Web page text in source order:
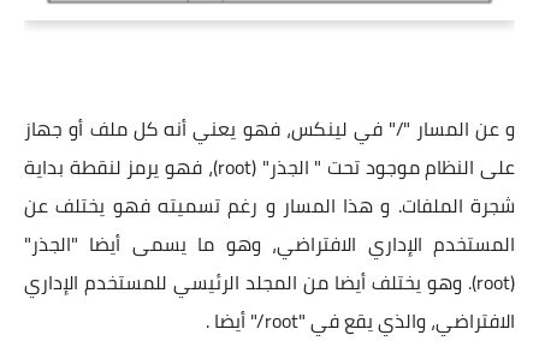
و عن المسار "/" في لينكس، فهو يعني أنه كل ملف أو جهاز
على النظام موجود تحت " الجذر" (root)، فهو يرمز لنقطة بداية
شجرة الملفات. و هذا المسار و رغم تسميته فهو يختلف عن
المستخدم الإداري الافتراضي، وهو ما يسمى أيضا "الجذر"
(root). وهو يختلف أيضا من المجلد الرئيسي للمستخدم الإداري
الافتراضي، والذي يقع في "root/" أيضا .